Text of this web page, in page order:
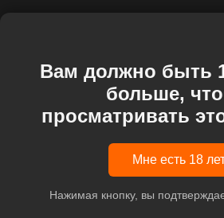
Вам должно быть
больше,
просматривать
Мне есть 18
Нажимая кнопку, вы